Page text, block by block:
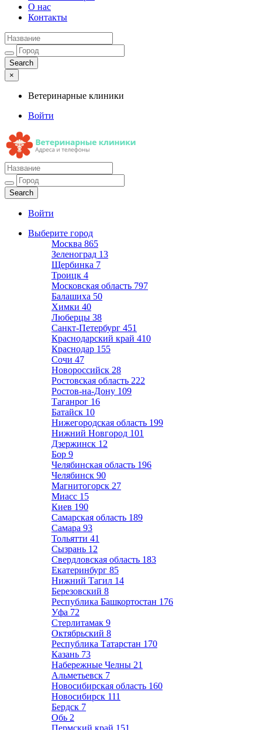
О нас
Контакты
×
Ветеринарные клиники
Войти
Ветеринарные клиники
Адреса и телефоны
Войти
Выберите город
Москва 865
Зеленоград 13
Щербинка 7
Троицк 4
Московская область 797
Балашиха 50
Химки 40
Люберцы 38
Санкт-Петербург 451
Краснодарский край 410
Краснодар 155
Сочи 47
Новороссийск 28
Ростовская область 222
Ростов-на-Дону 109
Таганрог 16
Батайск 10
Нижегородская область 199
Нижний Новгород 101
Дзержинск 12
Бор 9
Челябинская область 196
Челябинск 90
Магнитогорск 27
Миасс 15
Киев 190
Самарская область 189
Самара 93
Тольятти 41
Сызрань 12
Свердловская область 183
Екатеринбург 85
Нижний Тагил 14
Березовский 8
Республика Башкортостан 176
Уфа 72
Стерлитамак 9
Октябрьский 8
Республика Татарстан 170
Казань 73
Набережные Челны 21
Альметьевск 7
Новосибирская область 160
Новосибирск 111
Бердск 7
Обь 2
Пермский край 151